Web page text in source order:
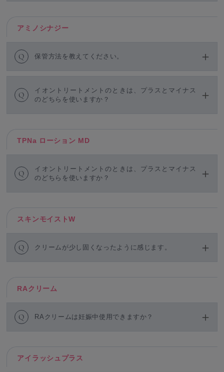
アミノシナジー
Q 保管方法を教えてください。
Q
イオントリートメントのときは、プラスとマイナス
のどちらを使いますか？
TPNa ローション MD
Q
イオントリートメントのときは、プラスとマイナス
のどちらを使いますか？
スキンモイストW
Q クリームが少し固くなったように感じます。
RAクリーム
Q RAクリームは妊娠中使用できますか？
アイラッシュプラス